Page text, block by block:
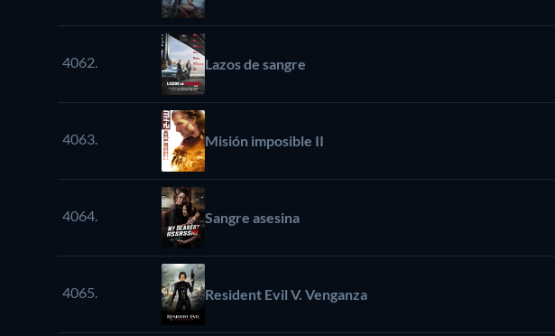
4062. Lazos de sangre
4063. Misión imposible II
4064. Sangre asesina
4065. Resident Evil V. Venganza